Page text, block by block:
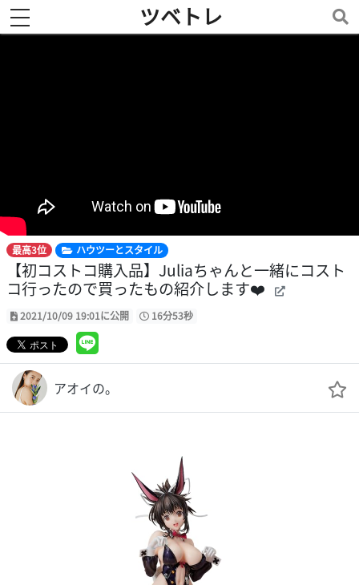
toggle navigation ツベトレ
最高3位 ハウツーとスタイル
【初コストコ購入品】Juliaちゃんと一緒にコスト
コ行ったので買ったもの紹介します❤️
2021/10/09 19:01に公開 16分53秒
アオイの。